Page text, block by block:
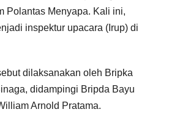
Polantas Menyapa. Kali ini,
inspektur upacara (Irup) di
dilaksanakan oleh Bripka
didampingi Bripda Bayu
Arnold Pratama.